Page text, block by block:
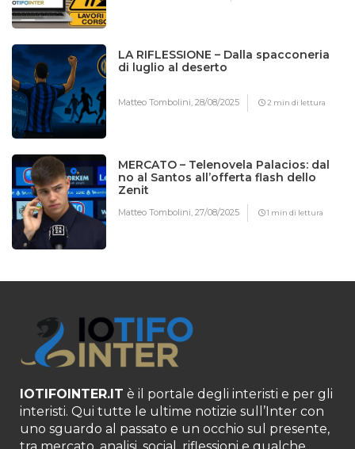
LA RIFLESSIONE – Dalla spacconeria
di luglio al deserto
Matteo Tombolini,28/08/2025 2 min di lettura
MERCATO – Telenovela Palacios: dal
no al Santos all’offerta flash dello
Zenit
Matteo Tombolini,27/08/2025 1 min di lettura
IOTIFOINTER.IT è il portale degli interisti e per gli
interisti. Qui tutte le ultime notizie sull’Inter con
uno sguardo al passato e un occhio sul presente,